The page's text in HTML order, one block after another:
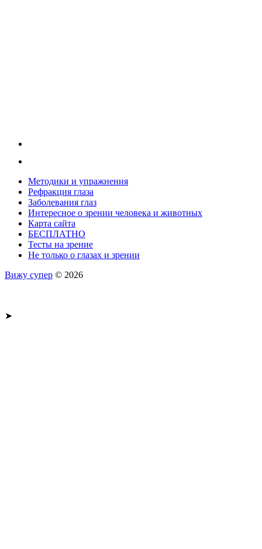
Методики и упражнения
Рефракция глаза
Заболевания глаз
Интересное о зрении человека и животных
Карта сайта
БЕСПЛАТНО
Тесты на зрение
Не только о глазах и зрении
Вижу супер © 2026
➤